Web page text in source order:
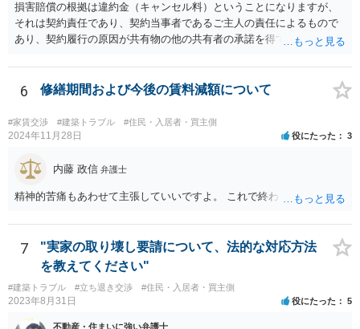
グ等することはありますが、それは手続戦略とは別の問題です）。 裁
判所は公平な第三者であり、調停委員会に与える心証も考慮する必要
があります。手続を有利に進めたいのであれば、証拠の出し方より
回提出を予定している資料がどのようなものであるのか、争点とどの
て具体的なに採るべき手段は変わってくるため、上記はあくまで個別
事情を踏まえない一般論としてご理解いただき、本件でどのように対
ます。
損害賠償の根拠は違約金（キャンセル料）ということになりますが、
それは契約責任であり、契約当事者であるご主人の責任によるもので
あり、契約履行の原因が共有物の他の共有者の承諾を得ていなかった
るべきものであり、奥さんが負担すべき債務ではありません。つまり
奥さんにメンテナンス工事契約を承諾しなければならない義務はあり
をお薦めします。
6 修繕期間および今後の賃料減額について
#家賃交渉 #建築トラブル #住民・入居者・買主側
2024年11月28日 役にたった 3
内藤 政信 弁護士
精神的苦痛もあわせて主張していいですよ。 これで終わります。
7
"実家の取り壊し要請について、法的な対応方法
を教えてください"
#建築トラブル #立ち退き交渉 #住民・入居者・買主側
2023年8月31日 役にたった 5
不動産・住まいに強い弁護士